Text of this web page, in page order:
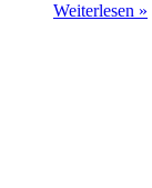
Weiterlesen »